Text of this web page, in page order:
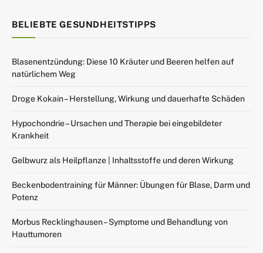
BELIEBTE GESUNDHEITSTIPPS
Blasenentzündung: Diese 10 Kräuter und Beeren helfen auf
natürlichem Weg
Droge Kokain – Herstellung, Wirkung und dauerhafte Schäden
Hypochondrie – Ursachen und Therapie bei eingebildeter
Krankheit
Gelbwurz als Heilpflanze | Inhaltsstoffe und deren Wirkung
Beckenbodentraining für Männer: Übungen für Blase, Darm und
Potenz
Morbus Recklinghausen – Symptome und Behandlung von
Hauttumoren